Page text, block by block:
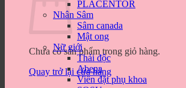
Chưa có sản phẩm trong giỏ hàng.
Quay trở lại cửa hàng
PLACENTOR
Nhân Sâm
Sâm canada
Mật ong
Nữ giới
Thải độc
Abena
Viên đặt phụ khoa